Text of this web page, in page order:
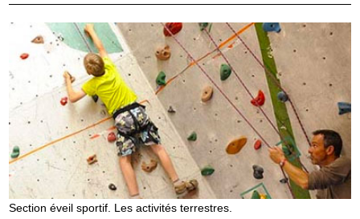
Section éveil sportif. Les activités terrestres.